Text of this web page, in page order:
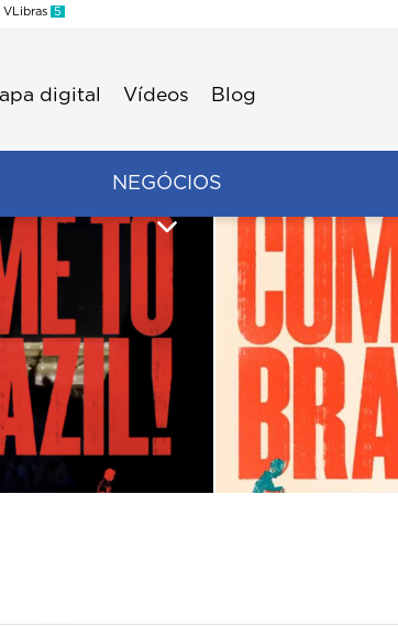
VLibras 5
digital Vídeos Blog
NEGÓCIOS